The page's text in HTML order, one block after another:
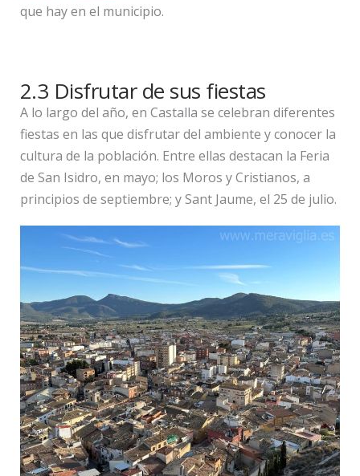
que hay en el municipio.
2.3 Disfrutar de sus fiestas
A lo largo del año, en Castalla se celebran diferentes
fiestas en las que disfrutar del ambiente y conocer la
cultura de la población. Entre ellas destacan la Feria
de San Isidro, en mayo; los Moros y Cristianos, a
principios de septiembre; y Sant Jaume, el 25 de julio.